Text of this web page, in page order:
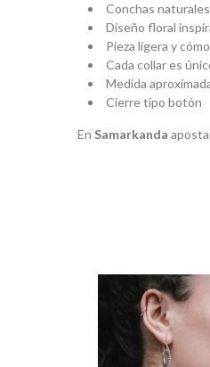
Conchas
Diseño floral
Pieza ligera y
Cada collar es
Medida
Cierre tipo botón
En Samarkanda